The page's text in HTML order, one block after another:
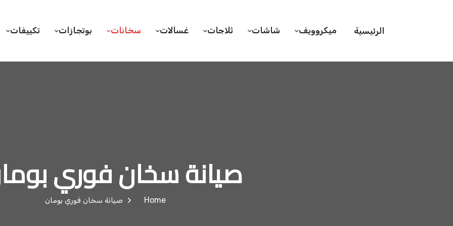
الرئيسية ميكروويف شاشات ثلاجات غسالات سخانات بوتجازات تكييفات
صيانة سخان فوري
Home صيانة سخان فوري بومان